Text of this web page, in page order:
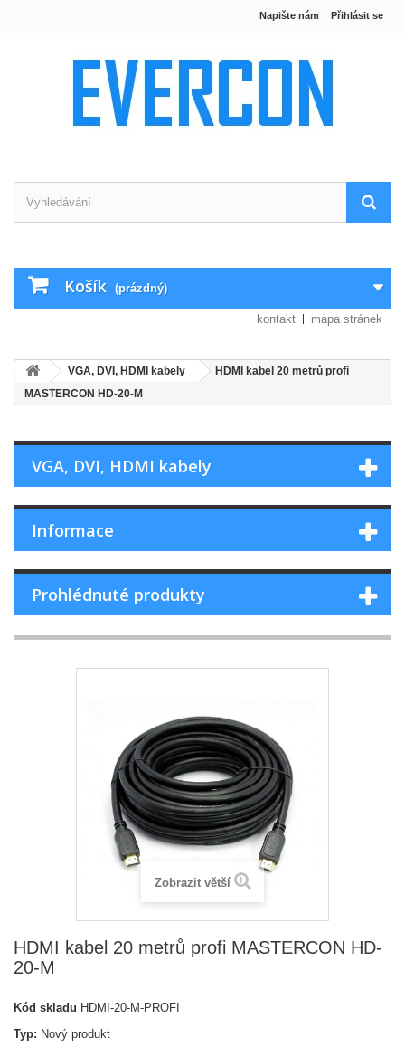
Přihlásit se
Napište nám
Košík (prázdný)
kontakt mapa stránek
VGA, DVI, HDMI kabely
HDMI kabel 20 metrů profi
MASTERCON HD-20-M
VGA, DVI, HDMI kabely
Informace
Prohlédnuté produkty
Zobrazit větší
HDMI kabel 20 metrů profi MASTERCON HD-
20-M
Kód skladu HDMI-20-M-PROFI
Typ: Nový produkt